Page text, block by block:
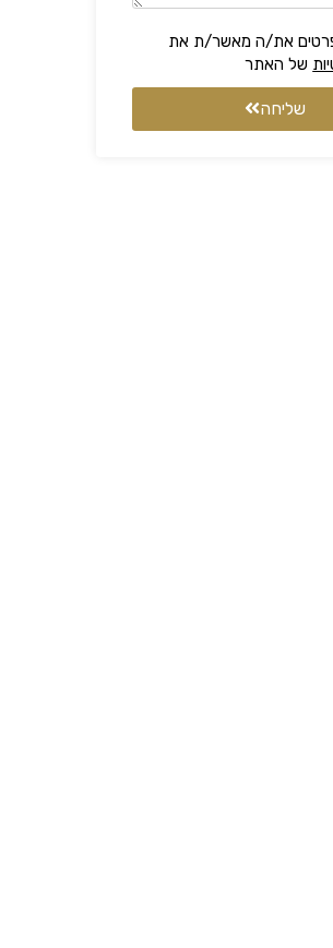
את/ה מאשר/ת את
של האתר
שליחה